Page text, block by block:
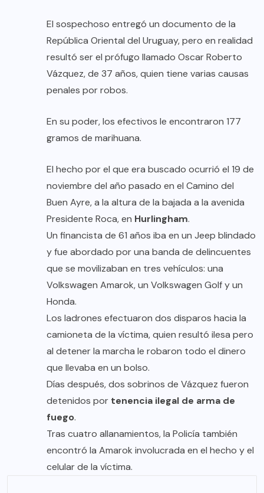
El sospechoso entregó un documento de la
República Oriental del Uruguay, pero en realidad
resultó ser el prófugo llamado Oscar Roberto
Vázquez, de 37 años, quien tiene varias causas
penales por robos.
En su poder, los efectivos le encontraron 177
gramos de marihuana.
El hecho por el que era buscado ocurrió el 19 de
noviembre del año pasado en el Camino del
Buen Ayre, a la altura de la bajada a la avenida
Presidente Roca, en Hurlingham.
Un financista de 61 años iba en un Jeep blindado
y fue abordado por una banda de delincuentes
que se movilizaban en tres vehículos: una
Volkswagen Amarok, un Volkswagen Golf y un
Honda.
Los ladrones efectuaron dos disparos hacia la
camioneta de la víctima, quien resultó ilesa pero
al detener la marcha le robaron todo el dinero
que llevaba en un bolso.
Días después, dos sobrinos de Vázquez fueron
detenidos por tenencia ilegal de arma de
fuego.
Tras cuatro allanamientos, la Policía también
encontró la Amarok involucrada en el hecho y el
celular de la víctima.